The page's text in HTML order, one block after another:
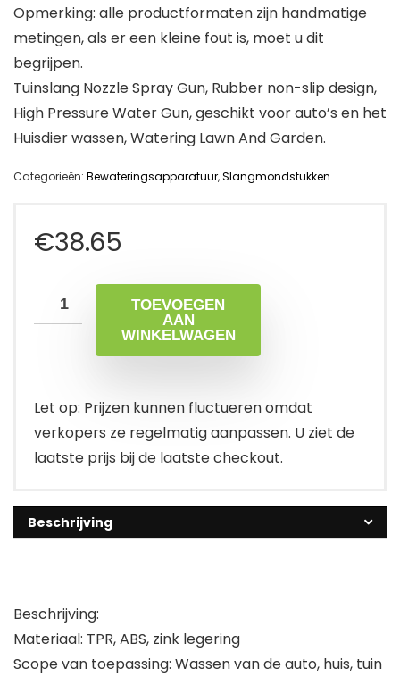
Opmerking: alle productformaten zijn handmatige
metingen, als er een kleine fout is, moet u dit
begrijpen.
Tuinslang Nozzle Spray Gun, Rubber non-slip design,
High Pressure Water Gun, geschikt voor auto’s en het
Huisdier wassen, Watering Lawn And Garden.
Categorieën: Bewateringsapparatuur,Slangmondstukken
€38.65
TOEVOEGEN
AAN
WINKELWAGEN
Let op: Prijzen kunnen fluctueren omdat
verkopers ze regelmatig aanpassen. U ziet de
laatste prijs bij de laatste checkout.
Beschrijving
Beschrijving:
Materiaal: TPR, ABS, zink legering
Scope van toepassing: Wassen van de auto, huis, tuin